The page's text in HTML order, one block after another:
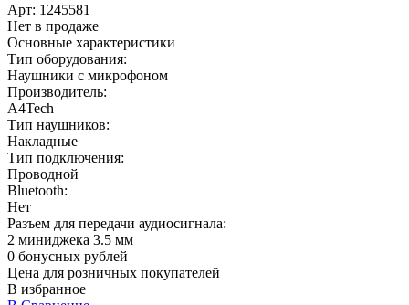
Арт: 1245581
Нет в продаже
Основные характеристики
Тип оборудования:
Наушники с микрофоном
Производитель:
A4Tech
Тип наушников:
Накладные
Тип подключения:
Проводной
Bluetooth:
Нет
Разъем для передачи аудиосигнала:
2 миниджека 3.5 мм
0 бонусных рублей
Цена для розничных покупателей
В избранное